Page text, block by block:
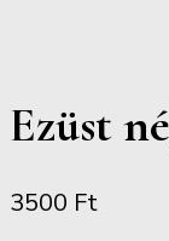
Ezüst
3500 Ft